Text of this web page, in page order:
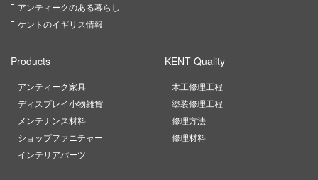
アンティークのある暮らし
ケントのイギリス情報
Products
アンティーク家具
ディスプレイ小物雑貨
メンテナンス材料
ショップファニチャー
インテリアパーツ
KENT Quality
木工修理工程
塗装修理工程
修理方法
修理材料